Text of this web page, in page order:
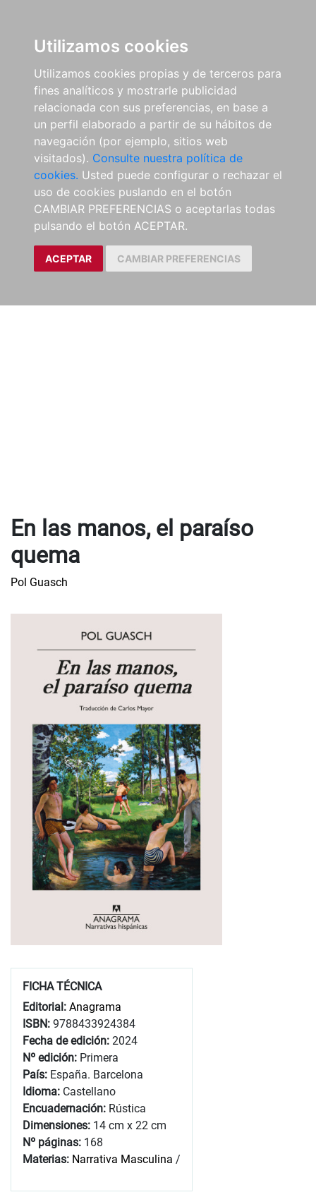
Utilizamos cookies
Utilizamos cookies propias y de terceros para
fines analíticos y mostrarle publicidad
relacionada con sus preferencias, en base a
un perfil elaborado a partir de su hábitos de
navegación (por ejemplo, sitios web
visitados). Consulte nuestra política de
cookies. Usted puede configurar o rechazar el
uso de cookies puslando en el botón
CAMBIAR PREFERENCIAS o aceptarlas todas
pulsando el botón ACEPTAR.
ACEPTAR CAMBIAR PREFERENCIAS
En las manos, el paraíso
quema
Pol Guasch
FICHA TÉCNICA
Editorial: Anagrama
ISBN: 9788433924384
Fecha de edición: 2024
Nº edición: Primera
País: España. Barcelona
Idioma: Castellano
Encuadernación: Rústica
Dimensiones: 14 cm x 22 cm
Nº páginas: 168
Materias: Narrativa Masculina /